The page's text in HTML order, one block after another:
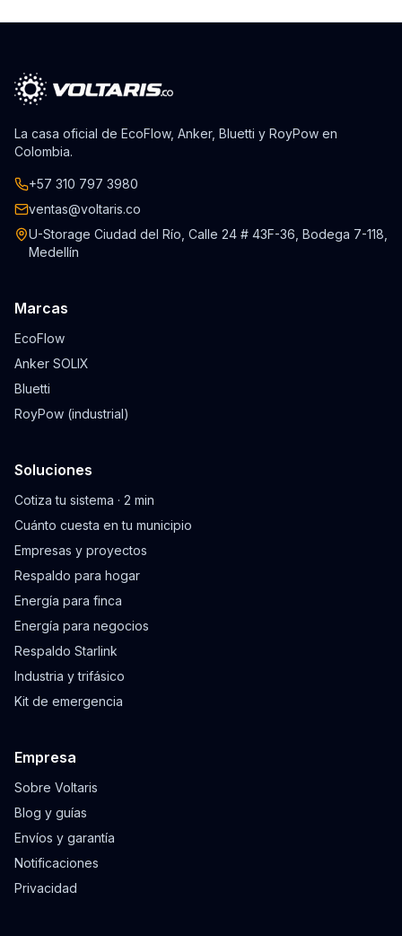
La casa oficial de EcoFlow, Anker, Bluetti y RoyPow en
Colombia.
+57 310 797 3980
ventas@voltaris.co
U-Storage Ciudad del Río, Calle 24 # 43F-36, Bodega 7-118,
Medellín
Marcas
EcoFlow
Anker SOLIX
Bluetti
RoyPow (industrial)
Soluciones
Cotiza tu sistema · 2 min
Cuánto cuesta en tu municipio
Empresas y proyectos
Respaldo para hogar
Energía para finca
Energía para negocios
Respaldo Starlink
Industria y trifásico
Kit de emergencia
Empresa
Sobre Voltaris
Blog y guías
Envíos y garantía
Notificaciones
Privacidad